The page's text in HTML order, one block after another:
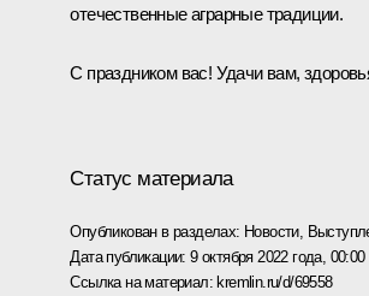
отечественные аграрные традиции.
С праздником вас! Удачи вам,
Статус материала
Опубликован в разделах: Новости,
Дата публикации:9 октября 2022 года, 00:00
Ссылка на материал:kremlin.ru/d/69558